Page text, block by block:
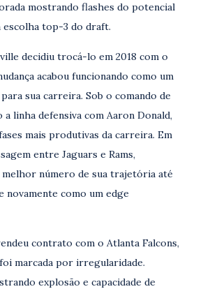
mostrando flashes do potencial
top-3 do draft.
decidiu trocá-lo em 2018 com o
acabou funcionando como um
sua carreira. Sob o comando de
a linha defensiva com Aaron Donald,
mais produtivas da carreira. Em
entre Jaguars e Rams,
melhor número de sua trajetória até
novamente como um edge
contrato com o Atlanta Falcons,
marcada por irregularidade.
explosão e capacidade de